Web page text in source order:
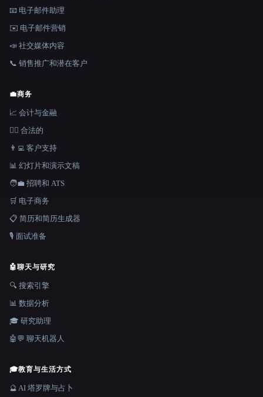
📧 电子邮件助理
✉️ 电子邮件营销
📣 社交媒体内容
📞 销售推广和潜在客户
💼商务
📈 会计与金融
👩‍⚖️ 合法的
👨‍💻 客户支持
📊 幻灯片和演示文稿
🧑‍💼 招聘和 ATS
🛒 电子商务
📋 简历和简历生成器
🎙️ 面试准备
🤖聊天与研究
🔍 搜索引擎
📊 数据分析
🎓 研究助理
🤖💬 聊天机器人
🎓教育与生活方式
🔮 AI 塔罗牌与占卜